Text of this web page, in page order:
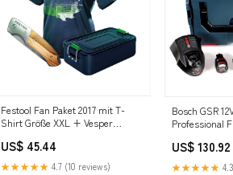
Festool Fan Paket 2017 mit T-
Shirt Größe XXL + Vesper
component
US$ 45.44
★★★★★ 4.7 (10 reviews)
Bosch GSR
Professional
Akkus +
l.mueller
US$ 130.92
★★★★★